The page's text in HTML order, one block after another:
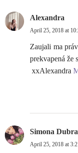
Alexandra
April 25, 2018 at
Zaujali ma
prekvapená že
xxAlexandra
Simona
April 25, 2018 at